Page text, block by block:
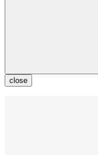
close